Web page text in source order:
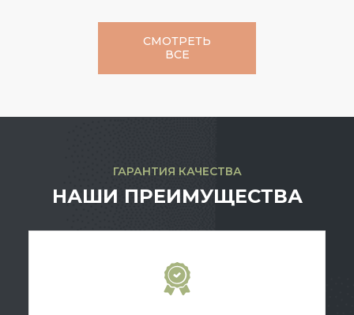
СМОТРЕТЬ
ВСЕ
ГАРАНТИЯ КАЧЕСТВА
НАШИ ПРЕИМУЩЕСТВА